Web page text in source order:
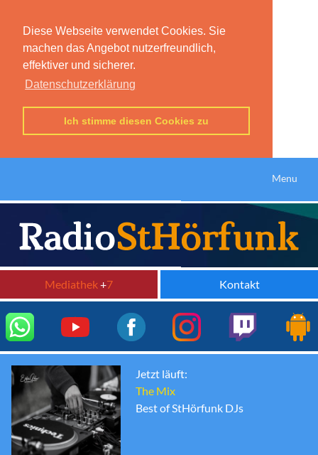
Diese Webseite verwendet Cookies. Sie
machen das Angebot nutzerfreundlich,
effektiver und sicherer.
Datenschutzerklärung
Ich stimme diesen Cookies zu
Menu
Mediathek+7 Kontakt
Jetzt läuft:
The Mix
Best of StHörfunk DJs